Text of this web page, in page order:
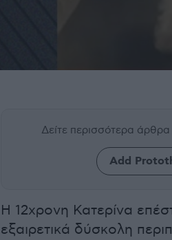
Δείτε περισσότερα
Add
Η 12χρονη Κατερίνα
εξαιρετικά δύσκολη